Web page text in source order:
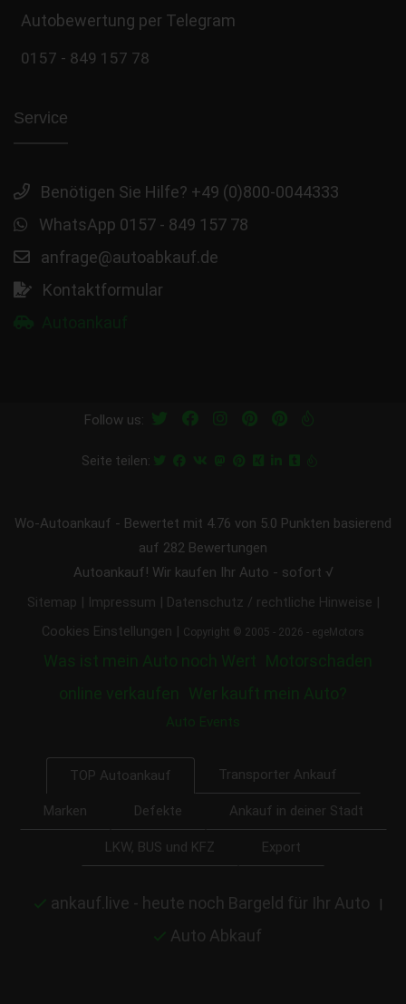
Autobewertung per Telegram
0157 - 849 157 78
Service
Benötigen Sie Hilfe? +49 (0)800-0044333
WhatsApp 0157 - 849 157 78
anfrage@autoabkauf.de
Kontaktformular
Follow us:
Seite teilen:
Wo-Autoankauf - Bewertet mit 4.76 von 5.0 Punkten basierend
auf 282 Bewertungen
Autoankauf! Wir kaufen Ihr Auto - sofort √
Sitemap Impressum Datenschutz / rechtliche Hinweise
Cookies Einstellungen Copyright © 2005 - 2026 - egeMotors
Was ist mein Auto noch Wert Motorschaden
online verkaufen
Wer kauft mein Auto?
Auto Events
TOP Autoankauf Transporter Ankauf
Marken Defekte Ankauf in deiner Stadt
LKW, BUS und KFZ Export
ankauf.live - heute noch Bargeld für Ihr Auto
Auto Abkauf